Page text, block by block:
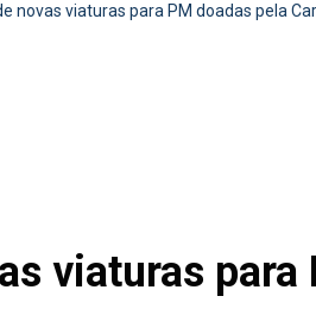
novas viaturas para PM doadas pela
viaturas para